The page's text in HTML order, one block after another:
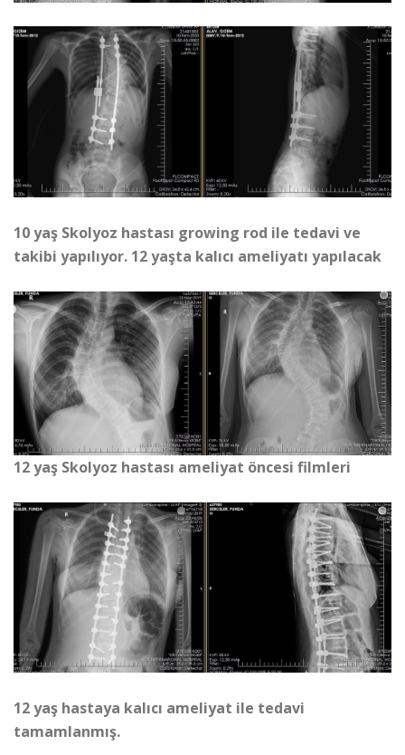
10 yaş Skolyoz hastası growing rod ile tedavi ve
takibi yapılıyor. 12 yaşta kalıcı ameliyatı yapılacak
12 yaş Skolyoz hastası ameliyat öncesi filmleri
12 yaş hastaya kalıcı ameliyat ile tedavi
tamamlanmış.